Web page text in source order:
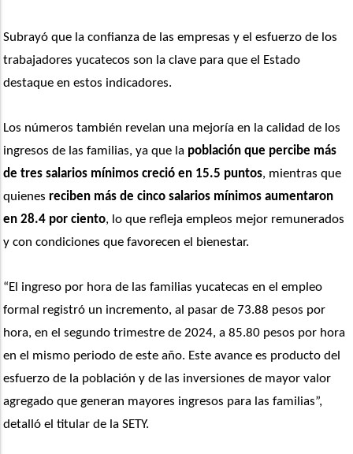
Subrayó que la confianza de las empresas y el esfuerzo de los
trabajadores yucatecos son la clave para que el Estado
destaque en estos indicadores.
Los números también revelan una mejoría en la calidad de los
ingresos de las familias, ya que la población que percibe más
de tres salarios mínimos creció en 15.5 puntos, mientras que
quienes reciben más de cinco salarios mínimos aumentaron
en 28.4 por ciento, lo que refleja empleos mejor remunerados
y con condiciones que favorecen el bienestar.
“El ingreso por hora de las familias yucatecas en el empleo
formal registró un incremento, al pasar de 73.88 pesos por
hora, en el segundo trimestre de 2024, a 85.80 pesos por hora
en el mismo periodo de este año. Este avance es producto del
esfuerzo de la población y de las inversiones de mayor valor
agregado que generan mayores ingresos para las familias”,
detalló el titular de la SETY.